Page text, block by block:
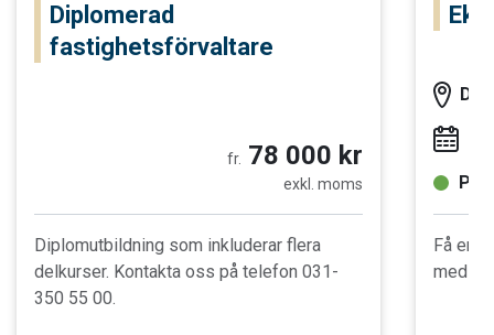
Diplomerad
fastighetsförvaltare
fr. 78 000 kr
exkl. moms
Diplomutbildning som inkluderar flera
delkurser. Kontakta oss på telefon 031-
350 55 00.
Få en
med